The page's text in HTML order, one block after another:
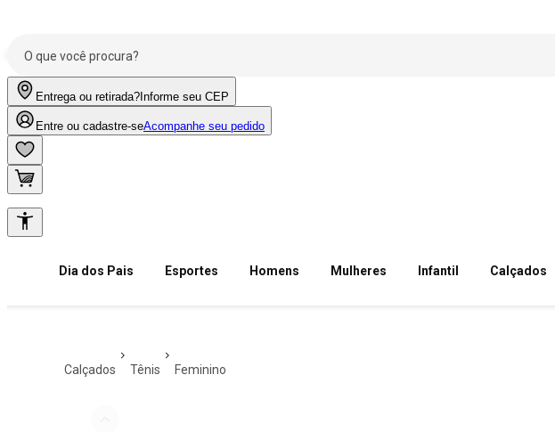
Entrega ou retirada? Informe seu CEP
Entre ou cadastre-seAcompanhe seu pedido
Dia dos Pais Esportes Homens Mulheres Infantil Calçados
calçados tênis feminino